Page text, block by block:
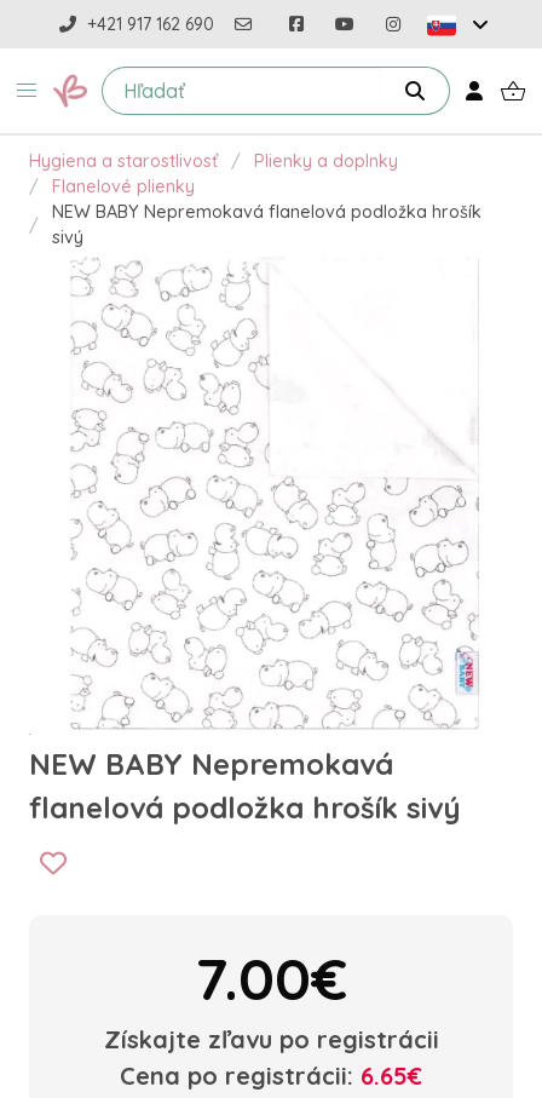
+421 917 162 690
Hygiena a starostlivosť
Plienky a doplnky
Flanelové plienky
NEW BABY Nepremokavá flanelová podložka hrošík
sivý
NEW BABY Nepremokavá
flanelová podložka hrošík sivý
7.00€
Získajte zľavu po registrácii
Cena po registrácii: 6.65€